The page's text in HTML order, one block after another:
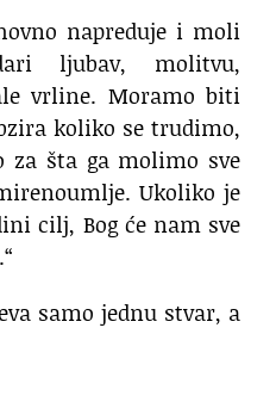
napreduje i moli
ljubav, molitvu,
vrline. Moramo biti
koliko se trudimo,
za šta ga molimo sve
Ukoliko je
cilj, Bog će nam sve
samo jednu stvar, a